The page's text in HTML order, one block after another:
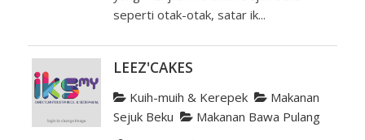
seperti otak-otak, satar ik...
LEEZ'CAKES
Kuih-muih & Kerepek
Makanan
Sejuk Beku
Makanan Bawa Pulang